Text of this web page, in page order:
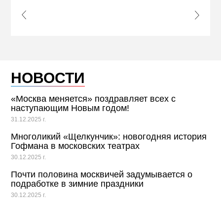
Slide
Next
НОВОСТИ
«Москва меняется» поздравляет всех с
наступающим Новым годом!
31.12.2025 г.
Многоликий «Щелкунчик»: новогодняя история
Гофмана в московских театрах
30.12.2025 г.
Почти половина москвичей задумывается о
подработке в зимние праздники
30.12.2025 г.